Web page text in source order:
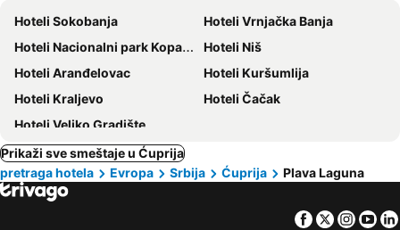
Hoteli Sokobanja
Hoteli Vrnjačka Banja
Hoteli Nacionalni park Kopaonik
Hoteli Niš
Hoteli Aranđelovac
Hoteli Kuršumlija
Hoteli Kraljevo
Hoteli Čačak
Hoteli Veliko Gradište
Prikaži sve smeštaje u Ćuprija
pretraga hotela
Evropa Srbija Ćuprija Plava Laguna
Facebook
Twitter